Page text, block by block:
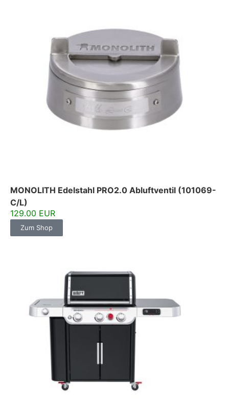
MONOLITH Edelstahl PRO2.0 Abluftventil (101069-
C/L)
129.00 EUR
Zum Shop